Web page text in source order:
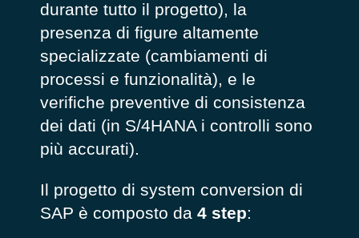
durante tutto il progetto), la
presenza di figure altamente
specializzate (cambiamenti di
processi e funzionalità), e le
verifiche preventive di consistenza
dei dati (in S/4HANA i controlli sono
più accurati).
Il progetto di system conversion di
SAP è composto da 4 step: